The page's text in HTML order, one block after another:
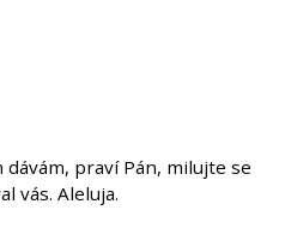
praví Pán, milujte se
vás. Aleluja.